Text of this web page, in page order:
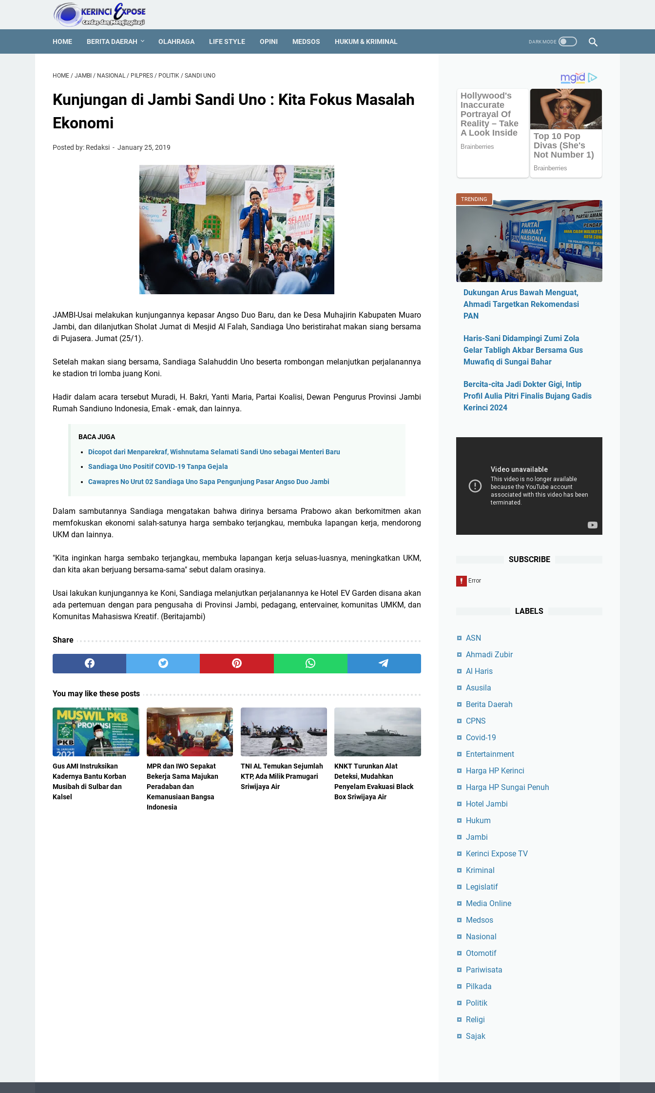
HOME BERITA DAERAH OLAHRAGA LIFE STYLE OPINI MEDSOS HUKUM & KRIMINAL
HOME / JAMBI / NASIONAL / PILPRES / POLITIK / SANDI UNO
Kunjungan di Jambi Sandi Uno : Kita Fokus Masalah
Ekonomi
Posted by: Redaksi January 25, 2019
JAMBI-Usai melakukan kunjungannya kepasar Angso Duo Baru, dan ke Desa Muhajirin Kabupaten Muaro
Jambi, dan dilanjutkan Sholat Jumat di Mesjid Al Falah, Sandiaga Uno beristirahat makan siang bersama
di Pujasera. Jumat (25/1).
Setelah makan siang bersama, Sandiaga Salahuddin Uno beserta rombongan melanjutkan perjalanannya
ke stadion tri lomba juang Koni.
Hadir dalam acara tersebut Muradi, H. Bakri, Yanti Maria, Partai Koalisi, Dewan Pengurus Provinsi Jambi
Rumah Sandiuno Indonesia, Emak - emak, dan lainnya.
BACA JUGA
Dicopot dari Menparekraf, Wishnutama Selamati Sandi Uno sebagai Menteri Baru
Sandiaga Uno Positif COVID-19 Tanpa Gejala
Cawapres No Urut 02 Sandiaga Uno Sapa Pengunjung Pasar Angso Duo Jambi
Dalam sambutannya Sandiaga mengatakan bahwa dirinya bersama Prabowo akan berkomitmen akan
memfokuskan ekonomi salah-satunya harga sembako terjangkau, membuka lapangan kerja, mendorong
UKM dan lainnya.
"Kita inginkan harga sembako terjangkau, membuka lapangan kerja seluas-luasnya, meningkatkan UKM,
dan kita akan berjuang bersama-sama" sebut dalam orasinya.
Usai lakukan kunjungannya ke Koni, Sandiaga melanjutkan perjalanannya ke Hotel EV Garden disana akan
ada pertemuan dengan para pengusaha di Provinsi Jambi, pedagang, entervainer, komunitas UMKM, dan
Komunitas Mahasiswa Kreatif. (Beritajambi)
Share
You may like these posts
Gus AMI Instruksikan
Kadernya Bantu Korban
Musibah di Sulbar dan
Kalsel
MPR dan IWO Sepakat
Bekerja Sama Majukan
Peradaban dan
Kemanusiaan Bangsa
Indonesia
TNI AL Temukan Sejumlah
KTP, Ada Milik Pramugari
Sriwijaya Air
KNKT Turunkan Alat
Deteksi, Mudahkan
Penyelam Evakuasi Black
Box Sriwijaya Air
TRENDING
Dukungan Arus Bawah Menguat,
Ahmadi Targetkan Rekomendasi
PAN
Haris-Sani Didampingi Zumi Zola
Gelar Tabligh Akbar Bersama Gus
Muwafiq di Sungai Bahar
Bercita-cita Jadi Dokter Gigi, Intip
Profil Aulia Pitri Finalis Bujang Gadis
Kerinci 2024
SUBSCRIBE
LABELS
ASN
Ahmadi Zubir
Al Haris
Asusila
Berita Daerah
CPNS
Covid-19
Entertainment
Harga HP Kerinci
Harga HP Sungai Penuh
Hotel Jambi
Hukum
Jambi
Kerinci Expose TV
Kriminal
Legislatif
Media Online
Medsos
Nasional
Otomotif
Pariwisata
Pilkada
Politik
Religi
Sajak